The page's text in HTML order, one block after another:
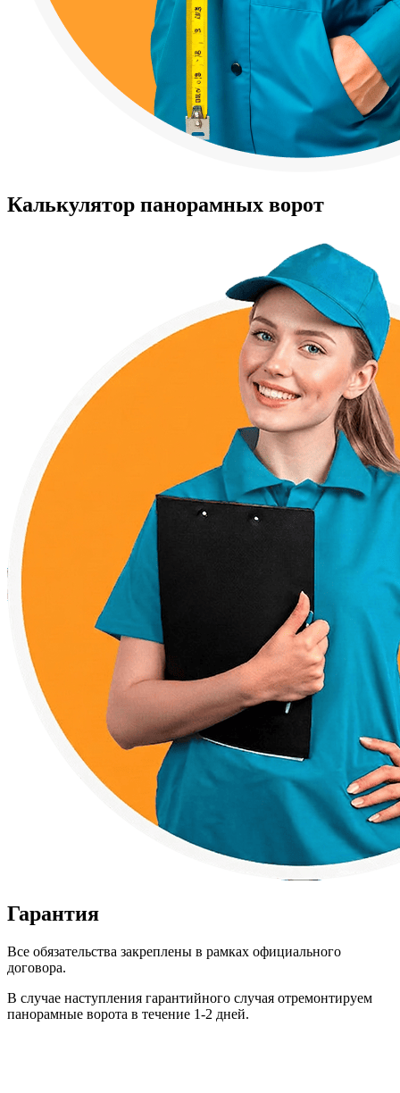
Калькулятор панорамных ворот
Гарантия
Все обязательства закреплены в рамках официального
договора.
В случае наступления гарантийного случая отремонтируем
панорамные ворота в течение 1-2 дней.